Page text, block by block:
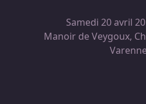
Samedi 20 avril
Manoir de Veygoux,